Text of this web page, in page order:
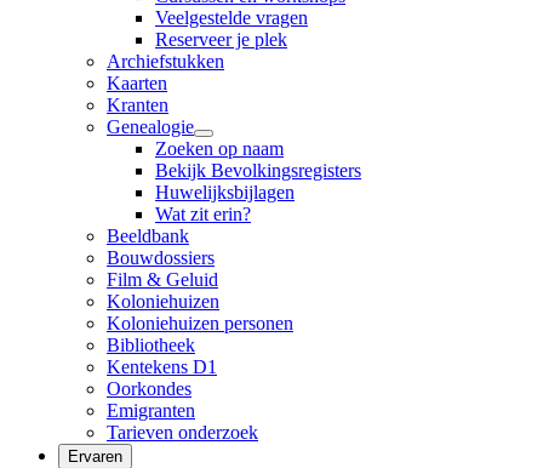
Veelgestelde vragen
Reserveer je plek
Archiefstukken
Kaarten
Kranten
Genealogie
Zoeken op naam
Bekijk Bevolkingsregisters
Huwelijksbijlagen
Wat zit erin?
Beeldbank
Bouwdossiers
Film & Geluid
Koloniehuizen
Koloniehuizen personen
Bibliotheek
Kentekens D1
Oorkondes
Emigranten
Tarieven onderzoek
Ervaren